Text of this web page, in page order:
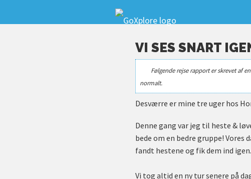
VI SES SNART
Følgende rejse rapport er skrevet af
normalt.
Desværre er mine tre uger hos
Denne gang var jeg til heste &
bede om en bedre gruppe!
fandt hestene og fik dem ind
Vi tog altid en ny tur senere på